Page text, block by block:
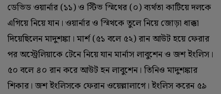
ডেভিড ওয়ার্নার (‌১১)‌ ও স্টিভ স্মিথের (‌০)‌ ব্যর্থতা কাটিয়ে দলকে
এগিয়ে নিয়ে যান। ওয়ার্নার ও স্মিথকে তুলে নিয়ে জোড়া ধাক্কা
দিয়েছিলেন মাদুশঙ্কা। মার্শ (‌৫১ বলে ৫২)‌ রান আউট হয়ে ফেরার
পর অস্ট্রেলিয়াকে টেনে নিয়ে যান মার্নাস লাবুশেন ও জশ ইংলিস।
৫০ বলে ৪০ রান করে আউট হন লাবুশেন। তিনিও মাদুশঙ্কার
শিকার। জশ ইংলিসকে ফেরান ওয়েল্লালাগে। ইংলিস করেন ৫৯